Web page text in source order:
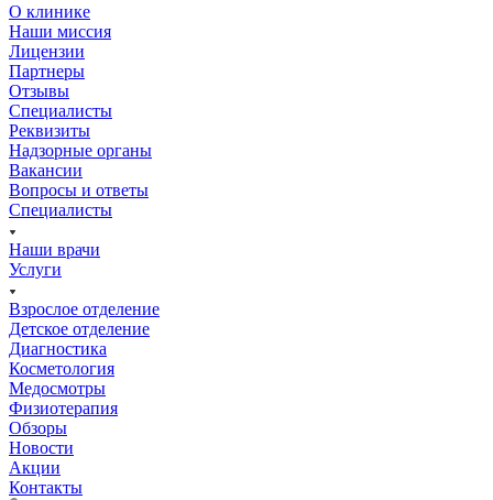
О клинике
Наши миссия
Лицензии
Партнеры
Отзывы
Специалисты
Реквизиты
Надзорные органы
Вакансии
Вопросы и ответы
Специалисты
Наши врачи
Услуги
Взрослое отделение
Детское отделение
Диагностика
Косметология
Медосмотры
Физиотерапия
Обзоры
Новости
Акции
Контакты